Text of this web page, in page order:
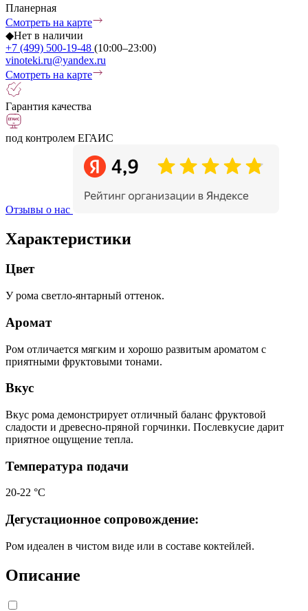
Планерная
Смотреть на карте
◆Нет в наличии
+7 (499) 500-19-48 (10:00–23:00)
vinoteki.ru@yandex.ru
Смотреть на карте
Гарантия качества
под контролем ЕГАИС
Отзывы о нас
Характеристики
Цвет
У рома светло-янтарный оттенок.
Аромат
Ром отличается мягким и хорошо развитым ароматом с
приятными фруктовыми тонами.
Вкус
Вкус рома демонстрирует отличный баланс фруктовой
сладости и древесно-пряной горчинки. Послевкусие дарит
приятное ощущение тепла.
Температура подачи
20-22 °С
Дегустационное сопровождение:
Ром идеален в чистом виде или в составе коктейлей.
Описание